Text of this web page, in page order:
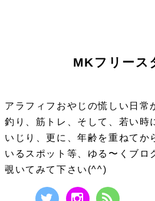
MKフリース
アラフィフおやじの慌しい日常
釣り、筋トレ、そして、若い時
いじり、更に、年齢を重ねてか
いるスポット等、ゆる〜くブロ
覗いてみて下さい(^^)